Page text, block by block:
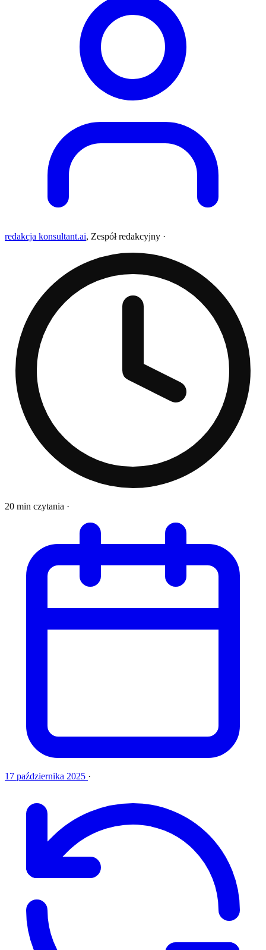
redakcja konsultant.ai, Zespół redakcyjny ·
20 min czytania ·
17 października 2025 ·